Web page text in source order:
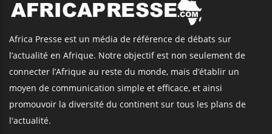
Africa Presse est un média de référence de débats sur
l’actualité en Afrique. Notre objectif est non seulement de
connecter l’Afrique au reste du monde, mais d’établir un
moyen de communication simple et efficace, et ainsi
promouvoir la diversité du continent sur tous les plans de
l'actualité.